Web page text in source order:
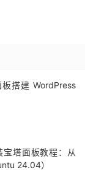
搭建 WordPress
塔面板教程：从
24.04）